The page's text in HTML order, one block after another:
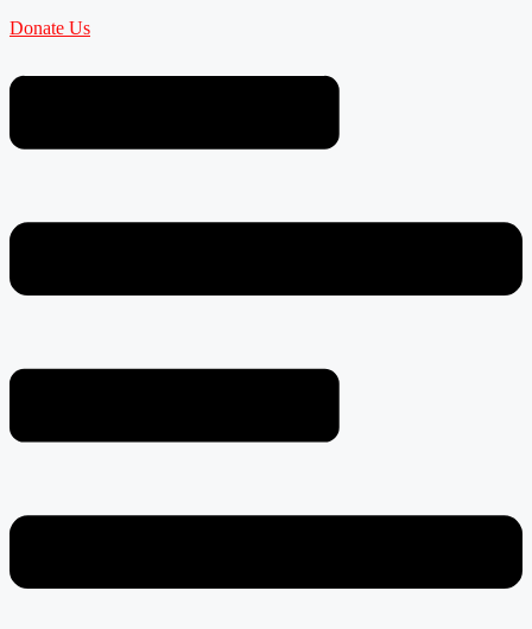
Donate Us